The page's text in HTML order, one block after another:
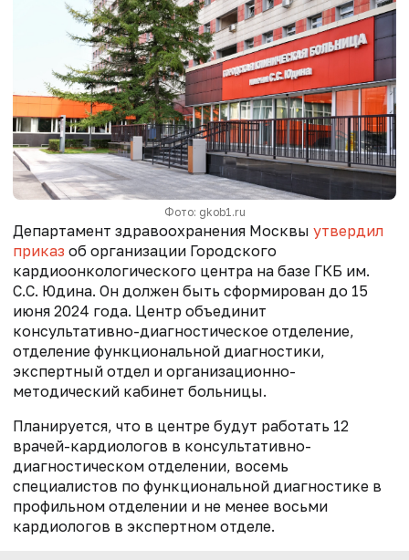
Фото: gkob1.ru
Департамент здравоохранения Москвы утвердил
приказ об организации Городского
кардиоонкологического центра на базе ГКБ им.
С.С. Юдина. Он должен быть сформирован до 15
июня 2024 года. Центр объединит
консультативно-диагностическое отделение,
отделение функциональной диагностики,
экспертный отдел и организационно-
методический кабинет больницы.
Планируется, что в центре будут работать 12
врачей-кардиологов в консультативно-
диагностическом отделении, восемь
специалистов по функциональной диагностике в
профильном отделении и не менее восьми
кардиологов в экспертном отделе.